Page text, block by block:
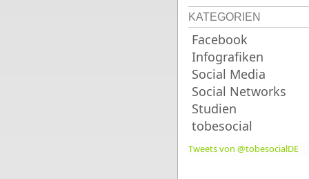
KATEGORIEN
Facebook
Infografiken
Social Media
Social Networks
Studien
tobesocial
Tweets von @tobesocialDE